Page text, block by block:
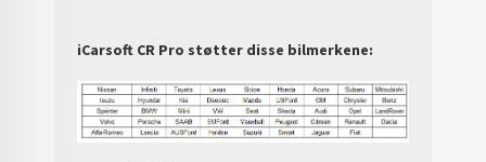
iCarsoft CR Pro støtter disse bilmerkene: